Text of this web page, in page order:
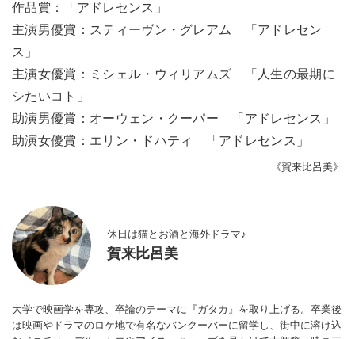
作品賞：「アドレセンス」
主演男優賞：スティーヴン・グレアム 「アドレセン
ス」
主演女優賞：ミシェル・ウィリアムズ 「人生の最期に
シたいコト」
助演男優賞：オーウェン・クーパー 「アドレセンス」
助演女優賞：エリン・ドハティ 「アドレセンス」
《賀来比呂美》
休日は猫とお酒と海外ドラマ♪
賀来比呂美
大学で映画学を専攻、卒論のテーマに『ガタカ』を取り上げる。卒業後
は映画やドラマのロケ地で有名なバンクーバーに留学し、街中に溶け込